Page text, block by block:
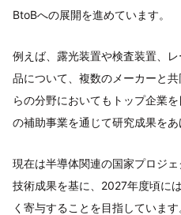
BtoBへの展開を進めています。
例えば、露光装置や検査装置、
品について、複数のメーカーと
らの分野においてもトップ企業
の補助事業を通じて研究成果をあ
現在は半導体関連の国家プロジ
技術成果を基に、2027年度頃に
く寄与することを目指しています